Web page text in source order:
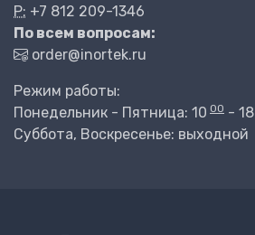
P: +7 812 209-1346
По всем вопросам:
order@inortek.ru
Режим работы:
Понедельник - Пятница: 10 00 - 18
Суббота, Воскресенье: выходной